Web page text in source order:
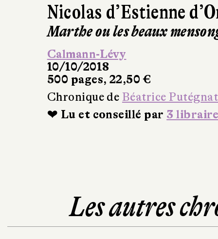
Nicolas d’Estienne
Marthe ou les beaux
Calmann-Lévy
10/10/2018
500 pages, 22,50 €
Chronique de Béatrice Putégnat
❤ Lu et conseillé par 3
Les autres